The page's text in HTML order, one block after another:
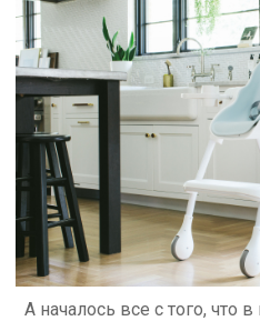
А началось все с того, что